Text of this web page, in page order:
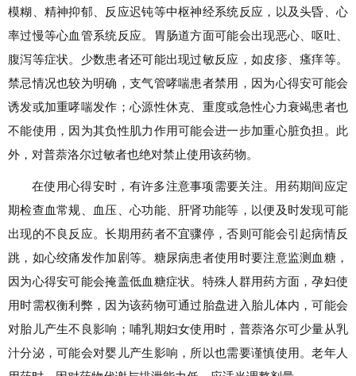
模糊、精神抑郁、反应迟钝等中枢神经系统反应，以及头昏、心
率过慢等心血管系统反应。胃肠道方面可能会出现恶心、呕吐、
腹泻等症状。少数患者还可能出现过敏反应，如皮疹、瘙痒等。
禁忌情况也较为明确，支气管哮喘患者禁用，因为心得安可能会
诱发或加重哮喘发作；心源性休克、重度或急性心力衰竭患者也
不能使用，因为其负性肌力作用可能会进一步加重心脏负担。此
外，对普萘洛尔过敏者也绝对禁止使用该药物。
在使用心得安时，有许多注意事项需要关注。用药期间应定
期检查血常规、血压、心功能、肝肾功能等，以便及时发现可能
出现的不良反应。长期用药者不宜骤停，否则可能会引起病情反
跳，如心绞痛发作加剧等。糖尿病患者使用时要注意监测血糖，
因为心得安可能会掩盖低血糖症状。特殊人群用药方面，孕妇使
用时需权衡利弊，因为该药物可通过胎盘进入胎儿体内，可能会
对胎儿产生不良影响；哺乳期妇女使用时，普萘洛尔可少量从乳
汁分泌，可能会对婴儿产生影响，所以也需要谨慎使用。老年人